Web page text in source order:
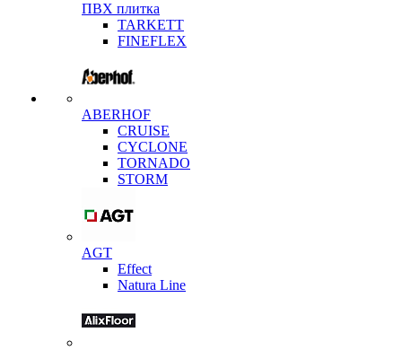
ПВХ плитка
TARKETT
FINEFLEX
ABERHOF
CRUISE
CYCLONE
TORNADO
STORM
AGT
Effect
Natura Line